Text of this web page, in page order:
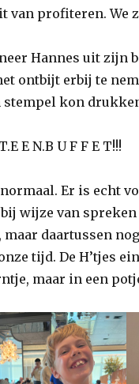
van profiteren. We
Hannes uit zijn
ontbijt erbij te
kon
E N.B U F F E T!!!
Er is echt
wijze van
maar daartussen
tijd. De H’tjes
maar in een